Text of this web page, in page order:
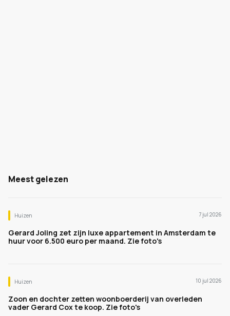
Meest gelezen
Huizen 7 jul 2026
Gerard Joling zet zijn luxe appartement in Amsterdam te
huur voor 6.500 euro per maand. Zie foto's
Huizen 10 jul 2026
Zoon en dochter zetten woonboerderij van overleden
vader Gerard Cox te koop. Zie foto's